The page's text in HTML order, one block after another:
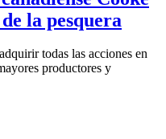
la pesquera
todas las acciones en
productores y